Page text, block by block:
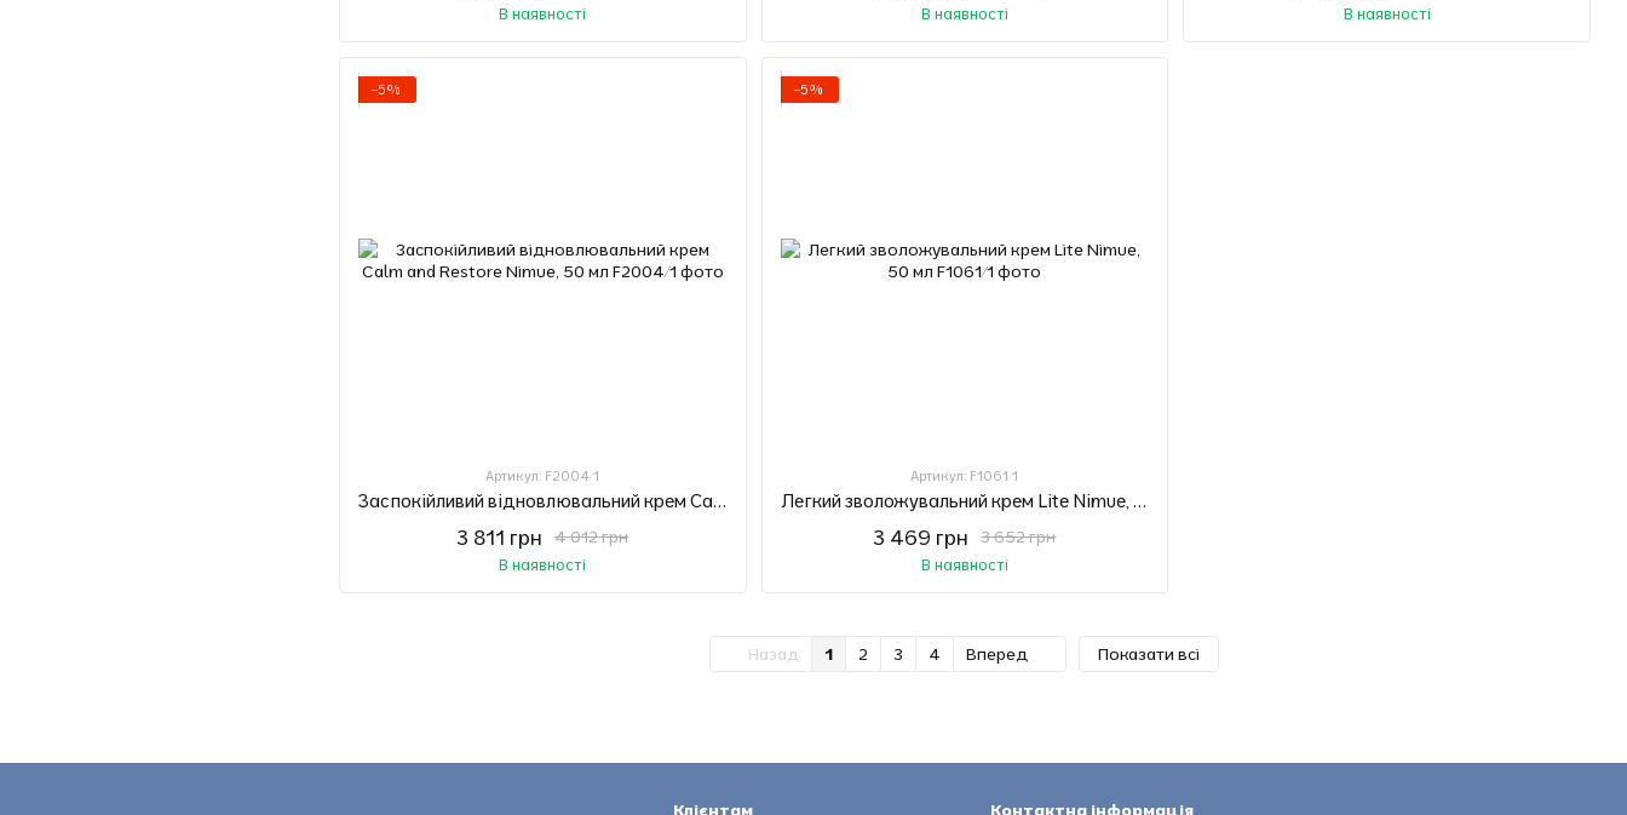
В наявності В наявності В наявності
−5%
Артикул: F2004/1
Заспокійливий відновлювальний крем Calm and Restore Nimue, 50 мл
4 012 грн
3 811 грн
В наявності
−5%
Артикул: F1061/1
Легкий зволожувальний крем Lite Nimue, 50 мл
3 652 грн
3 469 грн
В наявності
Назад 1 2 3 4 Вперед Показати всі
Клієнтам Контактна інформація